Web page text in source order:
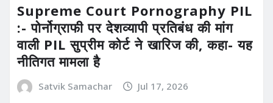
Supreme Court Pornography PIL
:- पोर्नोग्राफी पर देशव्यापी प्रतिबंध की मांग
वाली PIL सुप्रीम कोर्ट ने खारिज की, कहा- यह
नीतिगत मामला है
Satvik Samachar Jul 17, 2026